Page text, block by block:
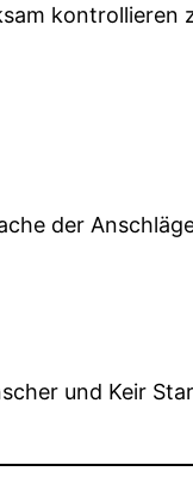
kontrollieren
der
und Keir